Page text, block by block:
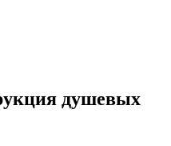
душевых